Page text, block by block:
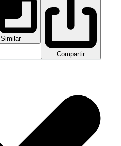
Similar
Compartir